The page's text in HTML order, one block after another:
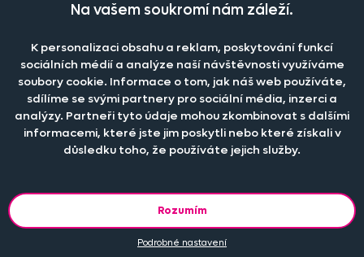
Staňte se členem klubu Dante.cz
Objevte slevy pro členy, získejte akční nabídky, novinky, tipy a
Obchodní podmínky
Katalog zdarma
Jak prát záclony a závěsy?
Jak prát povlečení a prostěradla?
Informace o materiálech
Šití záclon a závěsů
PRODEJNÍ ODDĚLENÍ - TELEFONICKY
po-pá 7:30 - 16:00
Tel.:777 111 818
e-mail:dotazy@dante.cz
reklamace:reklamace@dante.cz
Na vašem soukromí nám záleží.
K personalizaci obsahu a reklam, poskytování funkcí
sociálních médií a analýze naší návštěvnosti využíváme
soubory cookie. Informace o tom, jak náš web používáte,
sdílíme se svými partnery pro sociální média, inzerci a
analýzy. Partneři tyto údaje mohou zkombinovat s dalšími
informacemi, které jste jim poskytli nebo které získali v
důsledku toho, že používáte jejich služby.
Rozumím
Podrobné nastavení